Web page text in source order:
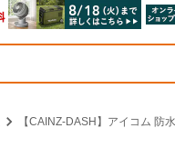
【CAINZ-DASH】アイコム 防